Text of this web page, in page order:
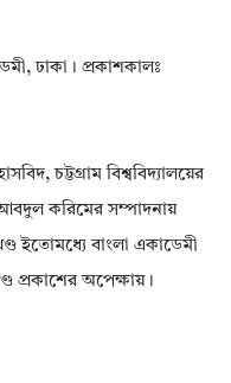
ঢাকা। প্রকাশকালঃ
চট্টগ্রাম বিশ্ববিদ্যালয়ের
আবদুল করিমের সম্পাদনায়
ইতোমধ্যে বাংলা একাডেমী
প্রকাশের অপেক্ষায়।